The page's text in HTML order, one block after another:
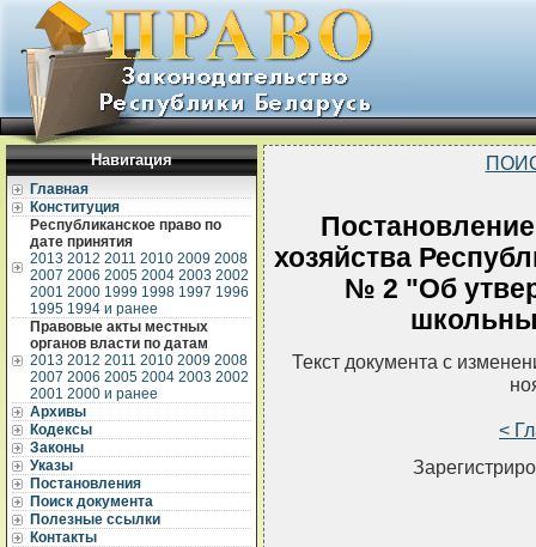
Навигация
Главная
Конституция
Республиканское право по
дате принятия
2013 2012 2011 2010 2009 2008
2007 2006 2005 2004 2003 2002
2001 2000 1999 1998 1997 1996
1995 1994 и ранее
Правовые акты местных
органов власти по датам
2013 2012 2011 2010 2009 2008
2007 2006 2005 2004 2003 2002
2001 2000 и ранее
Архивы
Кодексы
Законы
Указы
Постановления
Поиск документа
Полезные ссылки
Контакты
хозяйства
№ 2 "Об
Текст документа с
<